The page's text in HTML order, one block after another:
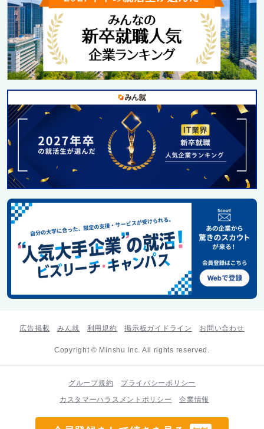
広告掲載 みん就 利用規約 掲示板ガイドライン お問い合わせ
Copyright © Minshu Inc. All rights reserved.
グループ規約
プライバシーポリシー
カスタマーハラスメントポリシー
企業情報